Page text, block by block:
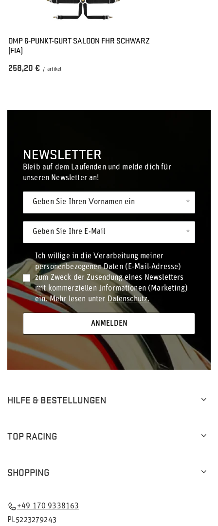
OMP 6-PUNKT-GURT SALOON FHR SCHWARZ
(FIA)
258,20 € / artikel
NEWSLETTER
Bleib auf dem Laufenden und melde dich für
unseren Newsletter an!
Geben Sie Ihren Vornamen ein
Geben Sie Ihre E-Mail
Ich willige in die Verarbeitung meiner
personenbezogenen Daten (E-Mail-Adresse)
zum Zweck der Zusendung eines Newsletters
mit kommerziellen Informationen (Marketing)
ein. Mehr lesen unter Datenschutz.
ANMELDEN
HILFE & BESTELLUNGEN
TOP RACING
SHOPPING
+49 170 9338163
PL5223279243